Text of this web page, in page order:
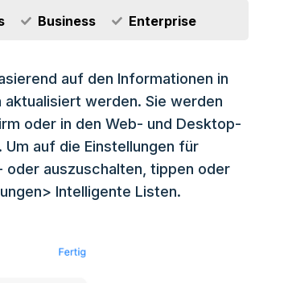
Business Enterprise
auf den Informationen in
aktualisiert werden. Sie werden
oder in den Web- und Desktop-
auf die Einstellungen für
auszuschalten, tippen oder
Intelligente Listen.